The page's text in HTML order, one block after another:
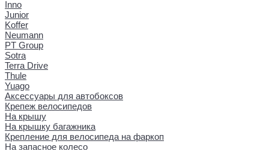
Inno
Junior
Koffer
Neumann
PT Group
Sotra
Terra Drive
Thule
Yuago
Аксессуары для автобоксов
Крепеж велосипедов
На крышу
На крышку багажника
Крепление для велосипеда на фаркоп
На запасное колесо